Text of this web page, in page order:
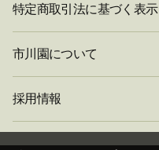
特定商取引法に基づく表示
市川園について
採用情報